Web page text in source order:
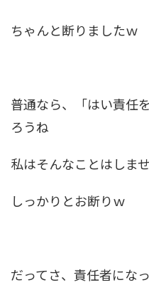
ちゃんと断りましたｗ
普通なら、「はい責任
ろうね
私はそんなことはしま
しっかりとお断りｗ
だってさ、責任者にな